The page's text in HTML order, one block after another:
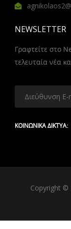
NEWSLETTER
Γραφτείτε στο
τελευταία νέα
ΚΟΙΝΩΝΙΚΑ ΔΙΚΤΥΑ:
Copyright ©